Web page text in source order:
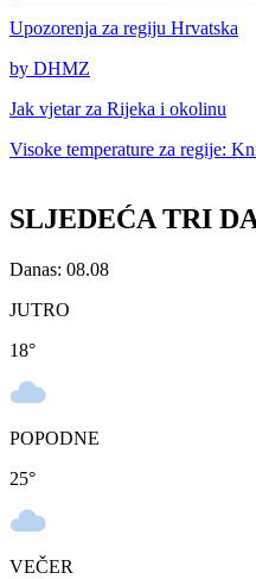
Upozorenja za regiju Hrvatska
by DHMZ
Jak vjetar za Rijeka i okolinu
Visoke temperature za regije:
SLJEDEĆA TRI
Danas: 08.08
JUTRO
18°
POPODNE
25°
VEČER